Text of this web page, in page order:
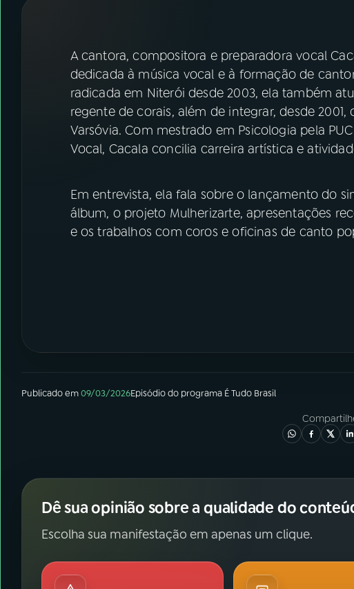
FESTIVAL DE MÚSICA
ACOMPANHE A RÁDIO NACIONAL
Facebook
Instagram X
A cantora, compositora e preparadora vocal
dedicada à música vocal e à formação de
radicada em Niterói desde 2003, ela também
regente de corais, além de integrar, desde
Varsóvia. Com mestrado em Psicologia pela
Vocal, Cacala concilia carreira artística e
Em entrevista, ela fala sobre o lançamento do
álbum, o projeto Mulherizarte, apresentações
e os trabalhos com coros e oficinas de canto
Publicado em09/03/2026Episódiodo programa É Tudo Brasil
Dê sua opinião sobre a qualidade do
Escolha sua manifestação em apenas um clique.